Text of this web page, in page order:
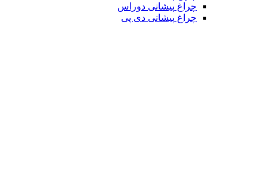
چراغ پیشانی دوراس
چراغ پیشانی دی پی